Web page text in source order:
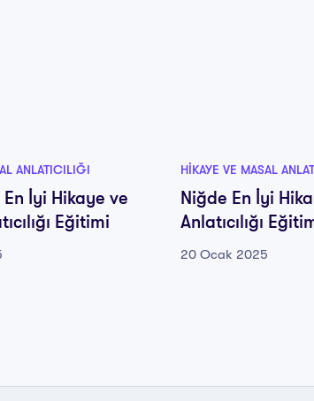
ANLATICILIĞI
İyi Hikaye ve
Eğitimi
HIKAYE VE MASAL
Niğde En İyi
Anlatıcılığı
20 Ocak 2025